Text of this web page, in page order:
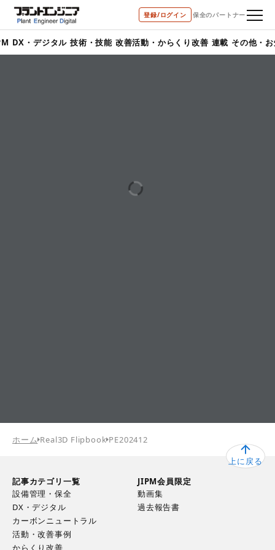
登録/ログイン 保全のパートナー
DX・デジタル 技術・技能 改善活動・からくり改善 連載 その他・
ホーム Real3D Flipbook PE202412
上に戻る
記事カテゴリ一覧
設備管理・保全
DX・デジタル
カーボンニュートラル
活動・改善事例
からくり改善
JIPM会員限定
動画集
過去報告書